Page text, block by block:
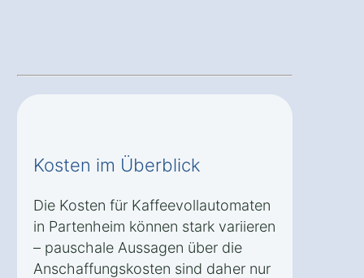
Kosten im Überblick
Die Kosten für Kaffeevollautomaten
in Partenheim können stark variieren
– pauschale Aussagen über die
Anschaffungskosten sind daher nur